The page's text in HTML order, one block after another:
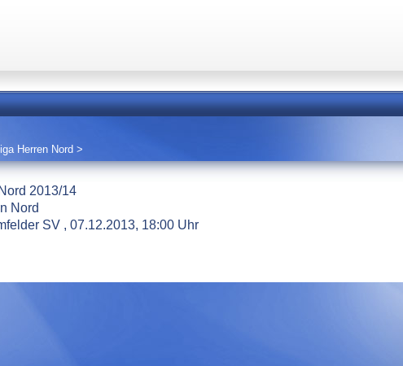
Herren Nord >
2013/14
Nord
SV , 07.12.2013, 18:00 Uhr